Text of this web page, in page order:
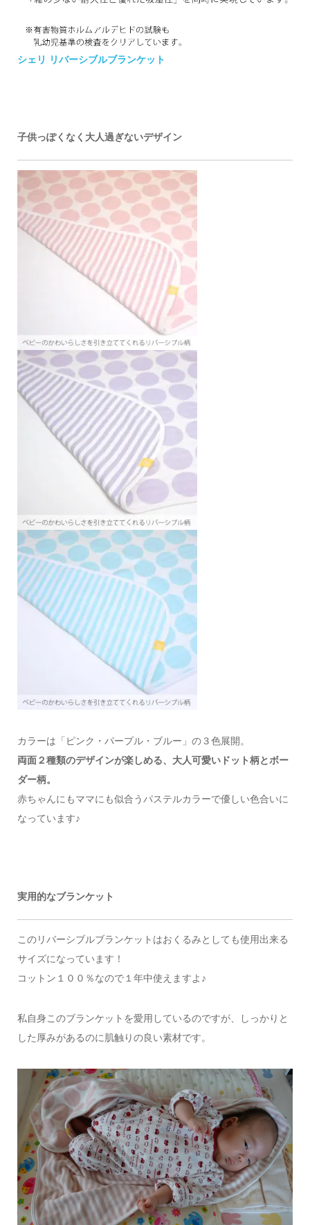
シェリ リバーシブルブランケット
子供っぽくなく大人過ぎないデザイン
カラーは「ピンク・パープル・ブルー」の３色展開。
両面２種類のデザインが楽しめる、大人可愛いドット柄とボー
ダー柄。
赤ちゃんにもママにも似合うパステルカラーで優しい色合いに
なっています♪
実用的なブランケット
このリバーシブルブランケットはおくるみとしても使用出来る
サイズになっています！
コットン１００％なので１年中使えますよ♪
私自身このブランケットを愛用しているのですが、しっかりと
した厚みがあるのに肌触りの良い素材です。